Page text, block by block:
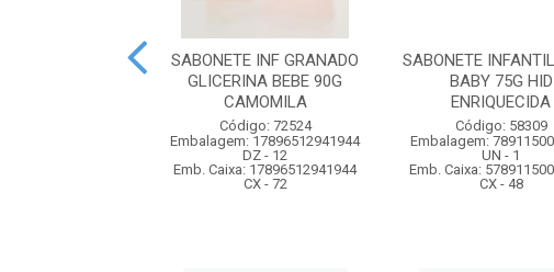
INF DOVE BABY
SABONETE INF GRANADO
GLICERINA BEBE 90G
CAMOMILA
Código: 72524
Embalagem: 17896512941944
DZ - 12
Emb. Caixa: 17896512941944
CX - 72
SABONETE
BABY 75G HID
ENRIQUECIDA
Código: 58309
Embalagem:
UN - 1
Emb. Caixa:
CX - 48